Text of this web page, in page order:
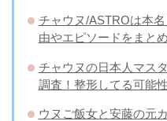
チャウヌ/ASTROは本
由やエピソードをまとめ
チャウヌの日本人マス
調査！整形してる可能
ウヌご飯女と安藤の元